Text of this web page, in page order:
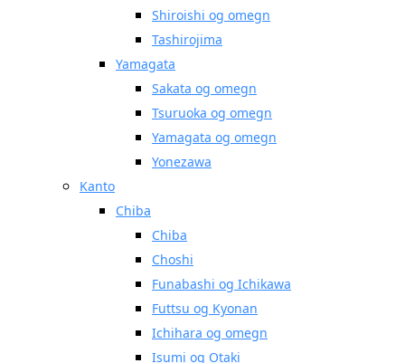
Shiroishi og omegn
Tashirojima
Yamagata
Sakata og omegn
Tsuruoka og omegn
Yamagata og omegn
Yonezawa
Kanto
Chiba
Chiba
Choshi
Funabashi og Ichikawa
Futtsu og Kyonan
Ichihara og omegn
Isumi og Otaki